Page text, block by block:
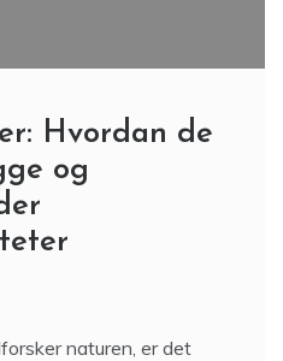
Hvordan de
og
naturen, er det